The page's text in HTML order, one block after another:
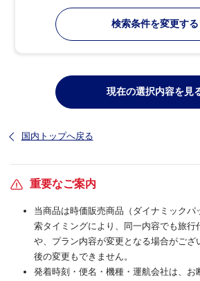
検索条件を変更する
現在の選択内容を見
国内トップへ戻る
重要なご案内
当商品は時価販売商品（ダイナミックパ
索タイミングにより、同一内容でも旅行
や、プラン内容が変更となる場合がござ
後の変更もできません。
発着時刻・便名・機種・運航会社は、お